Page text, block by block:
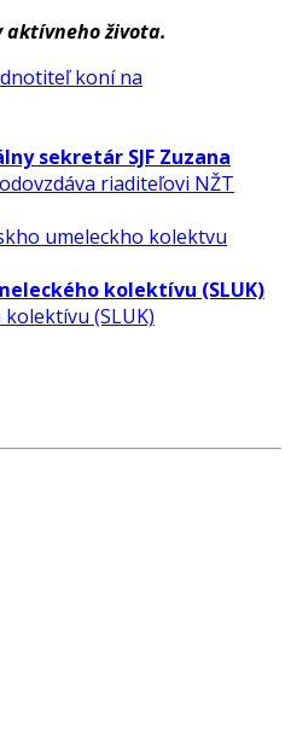
aktívneho života.
koní na
sekretár SJF Zuzana
riaditeľovi NŽT
kolektívu (SLUK)
(SLUK)